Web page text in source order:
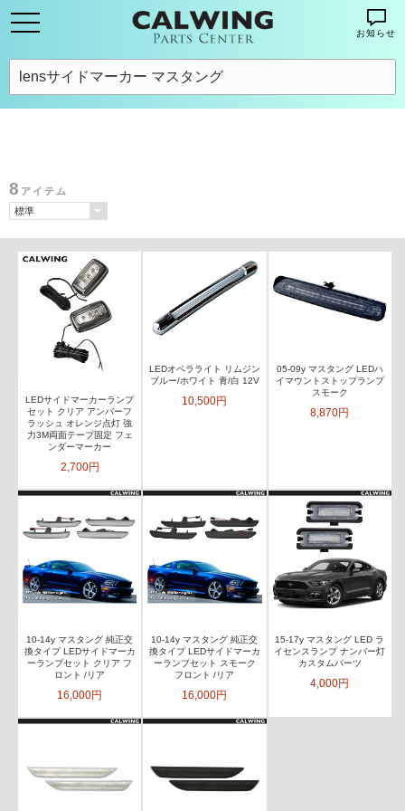
お知らせ
8 アイテム
LEDサイドマーカーランプ
セット クリア アンバーフ
ラッシュ オレンジ点灯 強
力3M両面テープ固定 フェ
ンダーマーカー
2,700円
LEDオペラライト リムジン
ブルー/ホワイト 青/白 12V
10,500円
05-09y マスタング LEDハ
イマウントストップランプ
スモーク
8,870円
10-14y マスタング 純正交
換タイプ LEDサイドマーカ
ーランプセット クリア フ
ロント /リア
16,000円
10-14y マスタング 純正交
換タイプ LEDサイドマーカ
ーランプセット スモーク
フロント /リア
16,000円
15-17y マスタング LED ラ
イセンスランプ ナンバー灯
カスタムパーツ
4,000円